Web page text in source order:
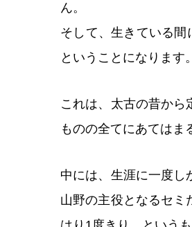
ん。
そして、生きている間
ということになります。
これは、太古の昔から
ものの全てにあてはま
中には、生涯に一度し
山野の主役となるセミ